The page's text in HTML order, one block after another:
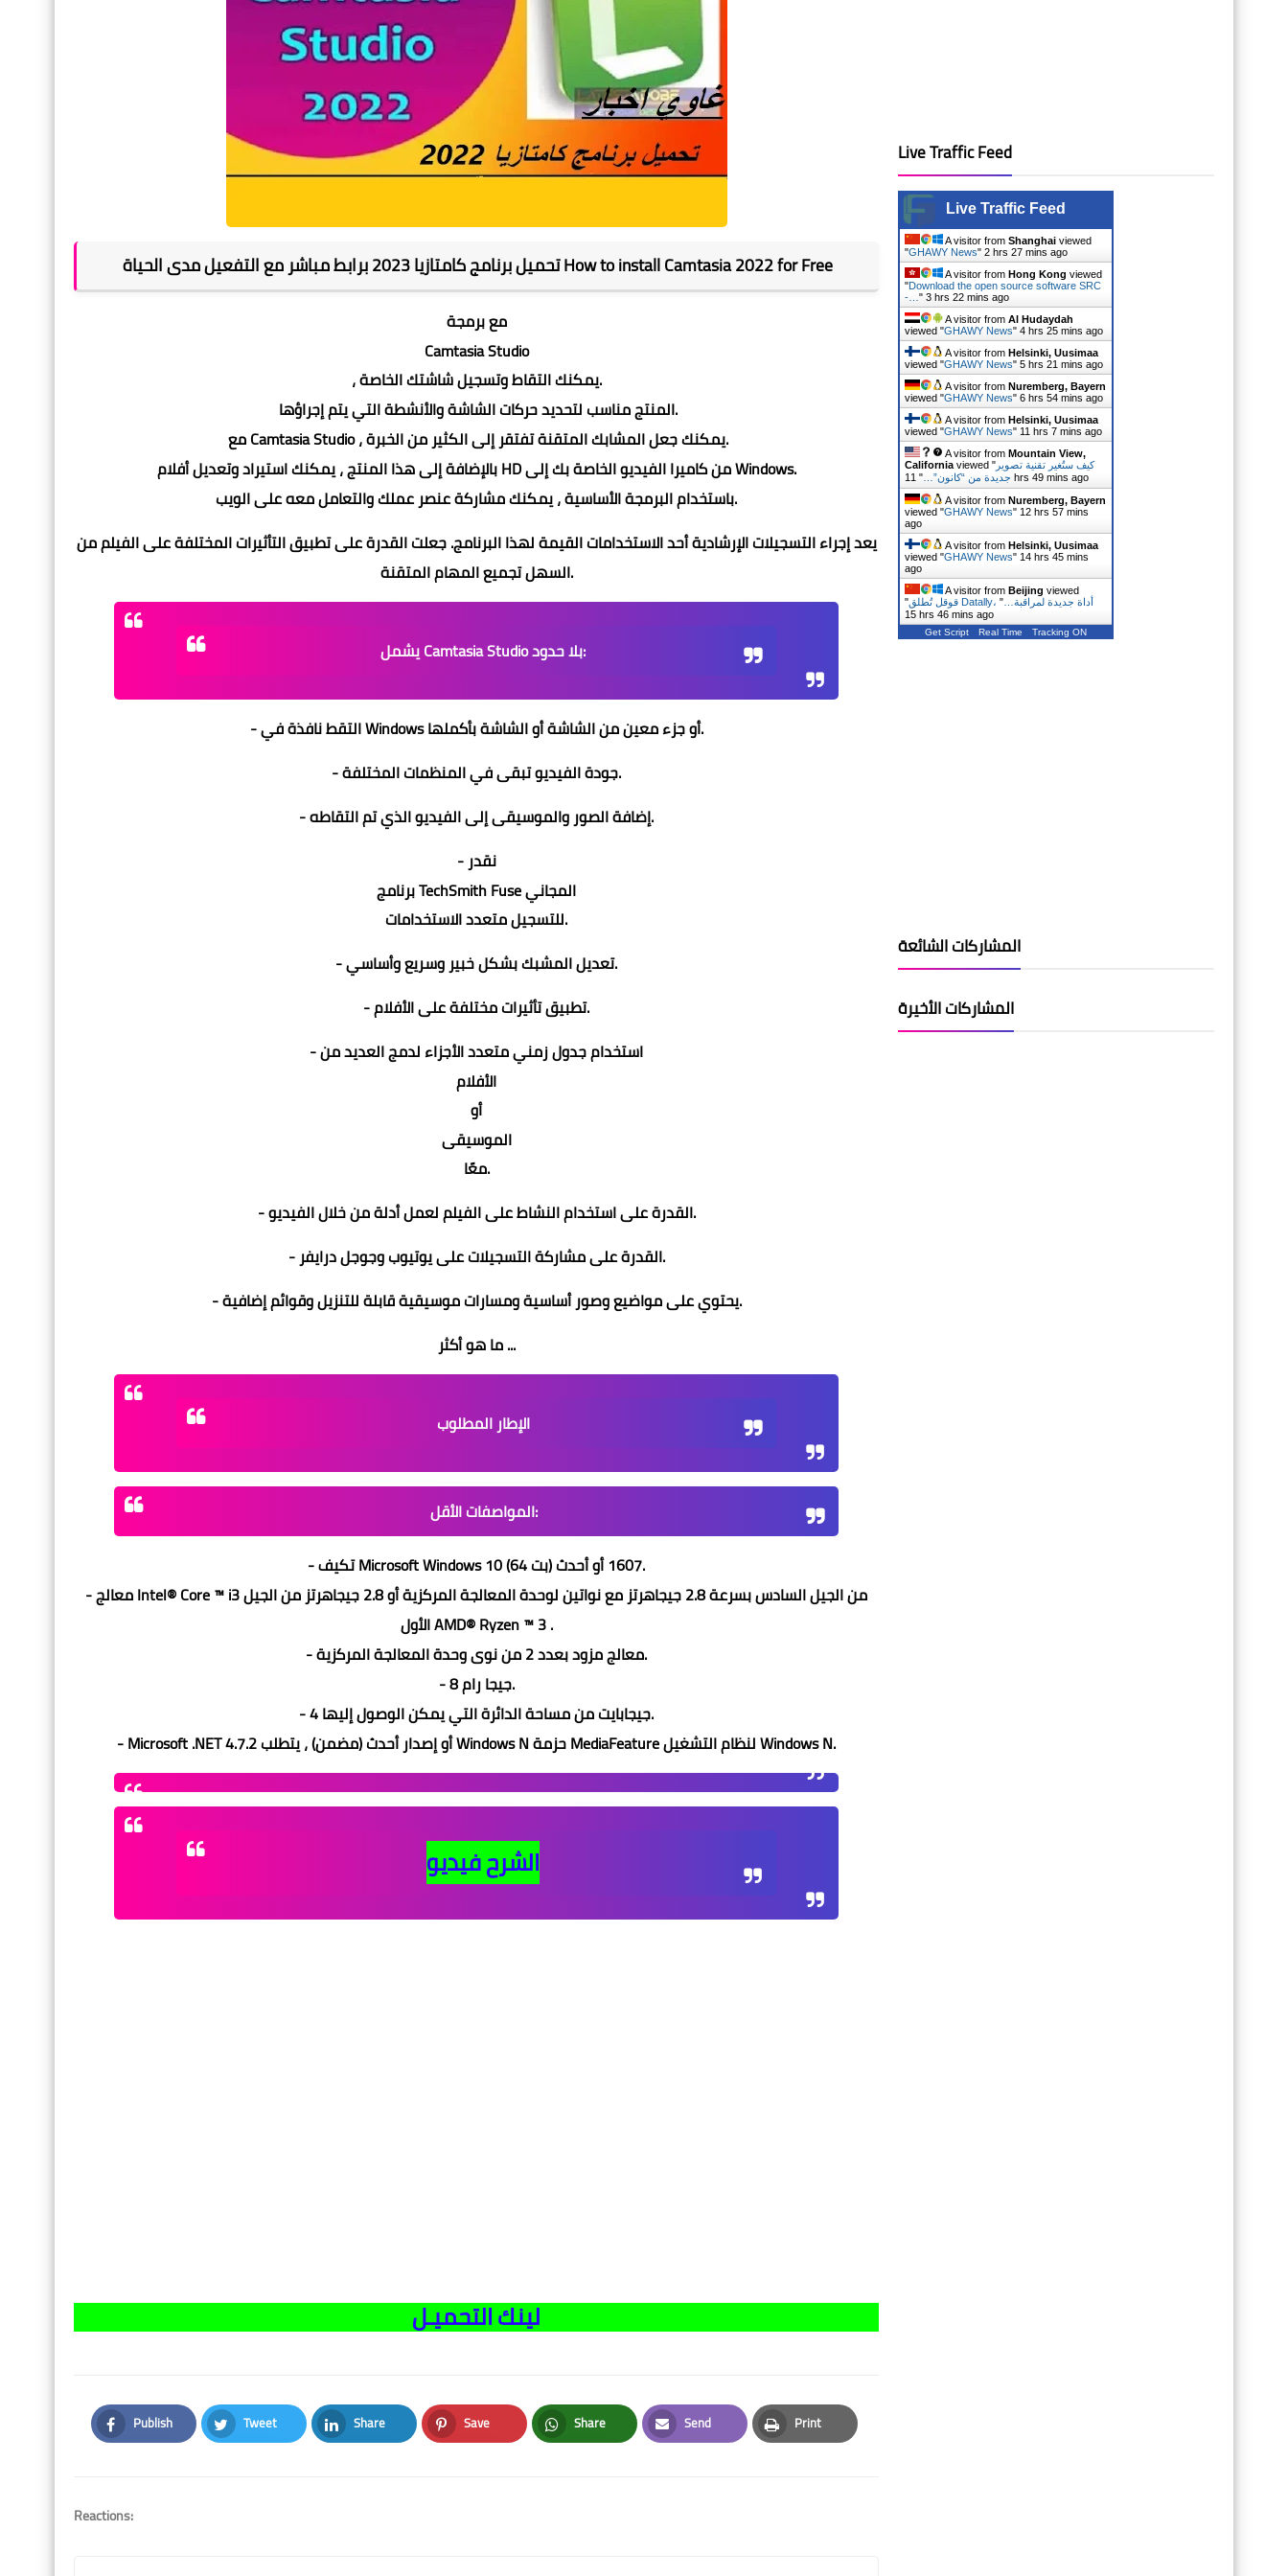
تحميل برنامج كامتازيا 2023 برابط مباشر مع التفعيل مدى الحياة How to install Camtasia 2022 for Free
مع برمجة
Camtasia Studio
، يمكنك التقاط وتسجيل شاشتك الخاصة.
المنتج مناسب لتحديد حركات الشاشة والأنشطة التي يتم إجراؤها.
مع Camtasia Studio ، يمكنك جعل المشابك المتقنة تفتقر إلى الكثير من الخبرة.
بالإضافة إلى هذا المنتج ، يمكنك استيراد وتعديل أفلام HD من كاميرا الفيديو الخاصة بك إلى Windows.
باستخدام البرمجة الأساسية ، يمكنك مشاركة عنصر عملك والتعامل معه على الويب.
يعد إجراء التسجيلات الإرشادية أحد الاستخدامات القيمة لهذا البرنامج. جعلت القدرة على تطبيق التأثيرات المختلفة على الفيلم من
السهل تجميع المهام المتقنة.
يشمل Camtasia Studio بلا حدود:
- التقط نافذة في Windows أو جزء معين من الشاشة أو الشاشة بأكملها.
- جودة الفيديو تبقى في المنظمات المختلفة.
- إضافة الصور والموسيقى إلى الفيديو الذي تم التقاطه.
- نقدر
برنامج TechSmith Fuse المجاني
للتسجيل متعدد الاستخدامات.
- تعديل المشبك بشكل خبير وسريع وأساسي.
- تطبيق تأثيرات مختلفة على الأفلام.
- استخدام جدول زمني متعدد الأجزاء لدمج العديد من
الأفلام
أو
الموسيقى
معًا.
- القدرة على استخدام النشاط على الفيلم لعمل أدلة من خلال الفيديو.
- القدرة على مشاركة التسجيلات على يوتيوب وجوجل درايفر.
- يحتوي على مواضيع وصور أساسية ومسارات موسيقية قابلة للتنزيل وقوائم إضافية.
ما هو أكثر ...
الإطار المطلوب
المواصفات الأقل:
- تكيف Microsoft Windows 10 (64 بت) 1607 أو أحدث.
- معالج Intel® Core ™ i3 من الجيل السادس بسرعة 2.8 جيجاهرتز مع نواتين لوحدة المعالجة المركزية أو 2.8 جيجاهرتز من الجيل
الأول AMD® Ryzen ™ 3 .
- معالج مزود بعدد 2 من نوى وحدة المعالجة المركزية.
- 8 جيجا رام.
- 4 جيجابايت من مساحة الدائرة التي يمكن الوصول إليها.
- Microsoft .NET 4.7.2 أو إصدار أحدث (مضمن) ، يتطلب Windows N حزمة MediaFeature لنظام التشغيل Windows N.
الشرح فيديو
لينك التحميـل
Publish
Facebook
Tweet
Twitter
Share
LinkedIn
Save
Pinterest
Share
Whatsapp
Send
Email
Print
Print
Reactions:
Live Traffic Feed
Live Traffic Feed
A visitor from Shanghai viewed
"GHAWY News" 2 hrs 27 mins ago
A visitor from Hong Kong viewed
"Download the open source software SRC
-… " 3 hrs 22 mins ago
A visitor from Al Hudaydah
viewed "GHAWY News" 4 hrs 25 mins ago
A visitor from Helsinki, Uusimaa
viewed "GHAWY News" 5 hrs 21 mins ago
A visitor from Nuremberg, Bayern
viewed "GHAWY News" 6 hrs 54 mins ago
A visitor from Helsinki, Uusimaa
viewed "GHAWY News" 11 hrs 7 mins ago
A visitor from Mountain View,
California viewed " كيف ستُغير تقنية تصوير
جديدة من “كانون”… "
11 hrs 49 mins ago
A visitor from Nuremberg, Bayern
viewed "GHAWY News" 12 hrs 57 mins
ago
A visitor from Helsinki, Uusimaa
viewed "GHAWY News" 14 hrs 45 mins
ago
A visitor from Beijing viewed
"
قوقل تُطلق Datally، أداة جديدة لمراقبة… "
15 hrs 46 mins ago
Get Script Real Time Tracking ON
المشاركات الشائعة
المشاركات الأخيرة